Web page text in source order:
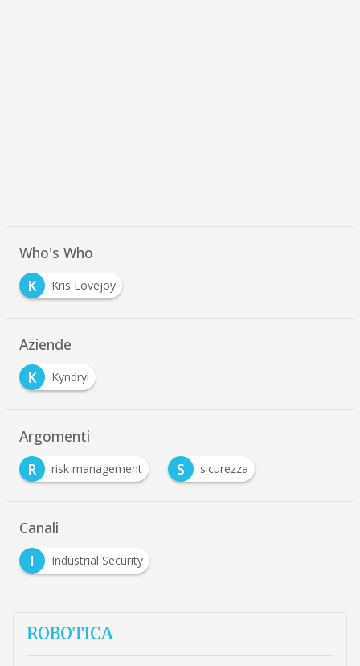
Who's Who
K
Kris Lovejoy
Aziende
K
Kyndryl
Argomenti
R
risk management S sicurezza
Canali
I
Industrial Security
ROBOTICA